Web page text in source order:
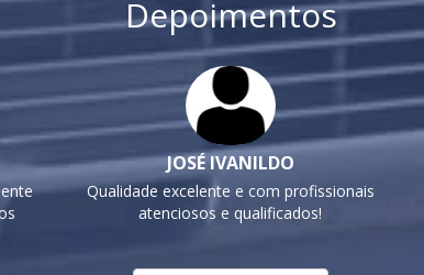
Depoimentos
JOSÉ IVANILDO
Qualidade excelente e com profissionais
atenciosos e qualificados!